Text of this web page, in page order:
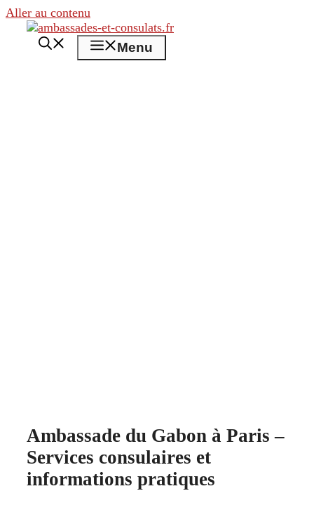
Aller au contenu
Menu
Ambassade du Gabon à Paris –
Services consulaires et
informations pratiques